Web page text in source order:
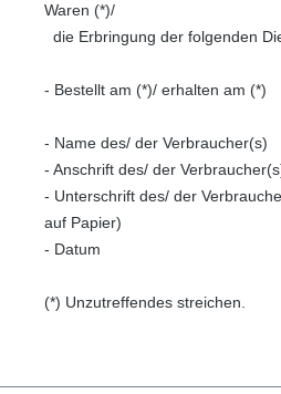
Waren (*)/
die Erbringung der folgenden
- Bestellt am (*)/ erhalten am (*)
- Name des/ der Verbraucher(s)
- Anschrift des/ der
- Unterschrift des/ der
auf Papier)
- Datum
(*) Unzutreffendes streichen.